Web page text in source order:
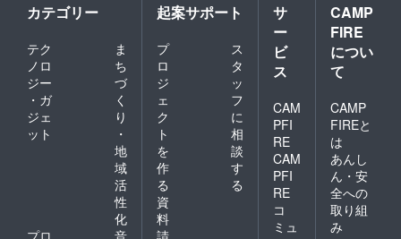
カテゴリー
テク
ノロ
ジー
・ガ
ジェ
ット
ま
ち
づ
く
り
・
地
域
活
性
化
プロ
音
起案サポート
プ
ロ
ジ
ェ
ク
ト
を
作
る
ス
タ
ッ
フ
に
相
談
す
る
資
料
請
サ
ー
ビ
ス
CAM
PFI
RE
CAM
PFI
RE
コ
ミュ
CAMP
FIRE
につい
て
CAMP
FIREと
は
あんし
ん・安
全への
取り組
み